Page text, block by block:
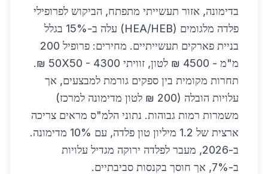
בדימונה, אזור תעשייתי מתפתח, הביקוש לפרופילי
פלדה מלגומים (HEA/HEB) עלה ב-15% בגלל
בניית פארקים תעשייתיים. מחירים: פרופיל 200
מ"מ - 4500 ₪ לטון, זוויתי 50X50 - 4300 ₪.
תחרות מקומית בין ספקים גורמת למבצעים, אך
עלויות הובלה (200 ₪ לטון מדימונה למרכז)
משמרות רמות גבוהות. נתוני הלמ"ס מראים צריכה
ארצית של 1.2 מיליון טון פלדה, עם 10% מדימונה.
ב-2026, מעבר לפלדה ירוקה מגדיל עלויות
ב-7%, אך חוסך בקנסות סביבתיים.